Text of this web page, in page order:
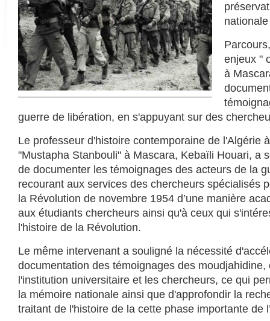
enjeux "
à
guerre de libération, en s'appuyant sur des
Le professeur d'histoire contemporaine de l'Algérie
"Mustapha Stanbouli" à Mascara, Kebaïli Houari, a
de documenter les témoignages des acteurs de la
recourant aux services des chercheurs spécialisés
la Révolution de novembre 1954 d’une manière
aux étudiants chercheurs ainsi qu'à ceux qui
l'histoire de la Révolution.
Le même intervenant a souligné la nécessité
documentation des témoignages des moudjahidine,
l'institution universitaire et les chercheurs, ce qui
la mémoire nationale ainsi que d'approfondir la
traitant de l'histoire de la cette phase importante de